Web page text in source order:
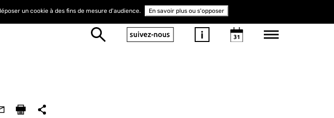
un cookie à des fins de mesure d'audience. En savoir plus ou s'opposer